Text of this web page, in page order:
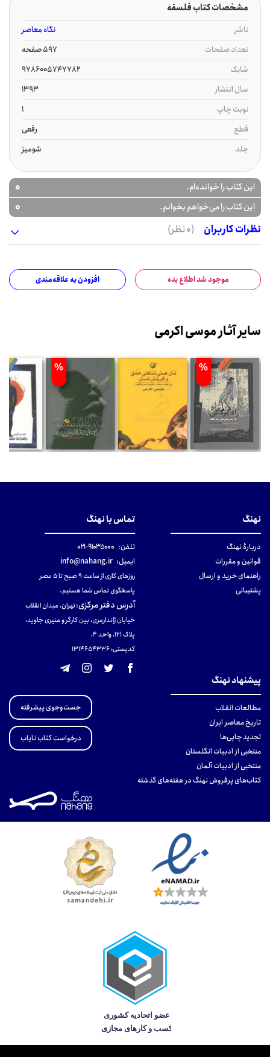
مشخصات کتاب فلسفه
ناشر
نگاه معاصر
تعداد صفحات
597 صفحه
شابک
9786005747782
سال انتشار
1393
نوبت چاپ
1
قطع
رقعی
جلد
شومیز
این کتاب را خوانده‌ام. 0
این کتاب را می‌خواهم بخوانم.
0
نظرات کاربران
(0 نظر)
موجود شد اطلاع بده افزودن به علاقه‌مندی
سایر آثار موسی اکرمی
%
%
نهنگ
دربارهٔ نهنگ
قوانین و مقررات
راهنمای خرید و ارسال
پشتیبانی
تماس با نهنگ
تلفن: ۹۱۰۳۵۰۰۰-۰۲۱
ایمیل: info@nahang.ir
روزهای کاری از ساعت ۹ صبح تا ۵ عصر
پاسخگوی تماس شما هستیم.
آدرس دفتر مرکزی:تهران، میدان انقلاب
خیابان ژاندارمری، بین کارگر و منیری جاوید،
پلاک 121، واحد ۴.
کدپستی: 131465433۶
پیشنهاد نهنگ
مطالعات انقلاب
تاریخ معاصر ایران
تجدید چاپی‌ها
منتخبی از ادبیات انگلستان
منتخبی از ادبیات آلمان
کتاب‌های پرفروش نهنگ در هفته‌های گذشته
جست‌وجوی پیشرفته
درخواست کتاب نایاب